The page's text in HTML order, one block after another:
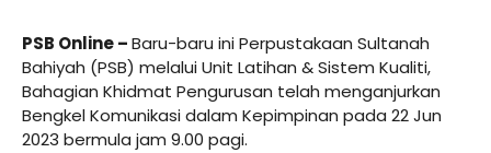
PSB Online –Baru-baru ini Perpustakaan Sultanah
Bahiyah (PSB) melalui Unit Latihan & Sistem Kualiti,
Bahagian Khidmat Pengurusan telah menganjurkan
Bengkel Komunikasi dalam Kepimpinan pada 22 Jun
2023 bermula jam 9.00 pagi.